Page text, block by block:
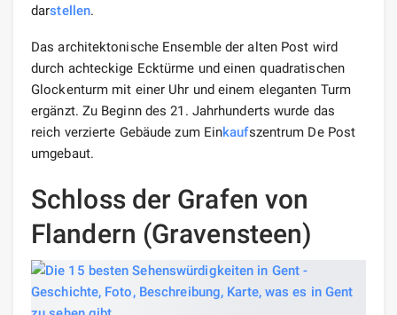
darstellen.
Das architektonische Ensemble der alten Post wird
durch achteckige Ecktürme und einen quadratischen
Glockenturm mit einer Uhr und einem eleganten Turm
ergänzt. Zu Beginn des 21. Jahrhunderts wurde das
reich verzierte Gebäude zum Einkaufszentrum De Post
umgebaut.
Schloss der Grafen von
Flandern (Gravensteen)